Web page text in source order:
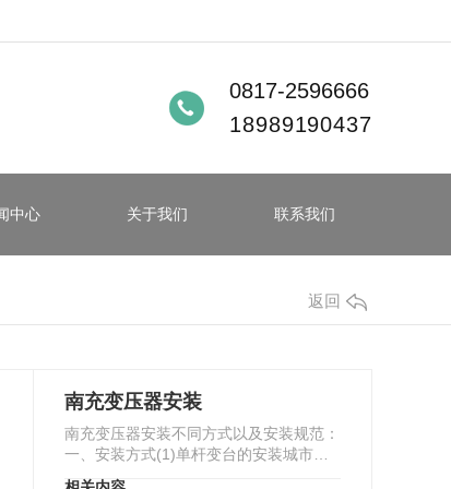
0817-2596666
18989190437
中心 关于我们 联系我们
返回
南充变压器安装
南充变压器安装不同方式以及安装规范：
一、安装方式(1)单杆变台的安装城市街
道两侧多采用这种变台。这种变台结构简